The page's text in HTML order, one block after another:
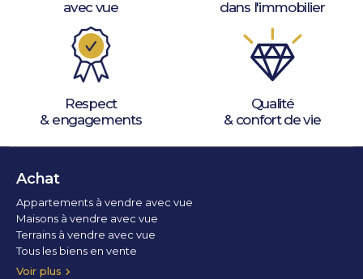
avec vue
dans l'immobilier
Respect
& engagements
Qualité
& confort de vie
Achat
Voir plus
Appartements à vendre avec vue
Maisons à vendre avec vue
Terrains à vendre avec vue
Tous les biens en vente